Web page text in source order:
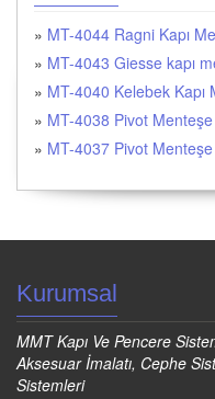
» MT-4044 Ragni Kapı
» MT-4043 Giesse kapı
» MT-4040 Kelebek Kapı
» MT-4038 Pivot
» MT-4037 Pivot Menteşe
Kurumsal
MMT Kapı Ve Pencere
Aksesuar İmalatı, Cephe
Sistemleri